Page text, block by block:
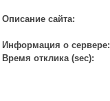
Описание сайта:
Информация о сервере:
Время отклика (sec):